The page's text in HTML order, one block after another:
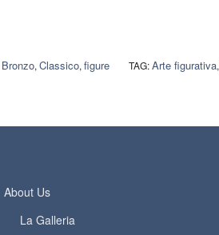
Bronzo, Classico, figure TAG:Arte figurativa,
About Us
La Galleria